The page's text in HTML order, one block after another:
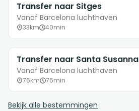
Transfer naar Sitges
Vanaf Barcelona luchthaven
33km 40min
Transfer naar Santa Susanna
Vanaf Barcelona luchthaven
76km 75min
Bekijk alle bestemmingen